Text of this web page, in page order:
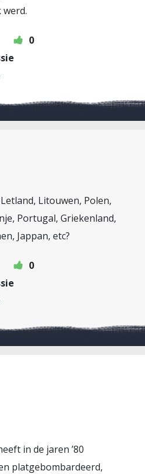
0
Litouwen, Polen,
Portugal, Griekenland,
Jappan, etc?
0
in de jaren ’80
platgebombardeerd,